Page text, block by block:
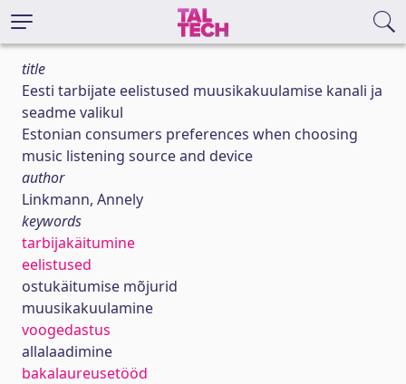
title
Eesti tarbijate eelistused muusikakuulamise kanali ja
seadme valikul
Estonian consumers preferences when choosing
music listening source and device
author
Linkmann, Annely
keywords
tarbijakäitumine
eelistused
ostukäitumise mõjurid
muusikakuulamine
voogedastus
allalaadimine
bakalaureusetööd